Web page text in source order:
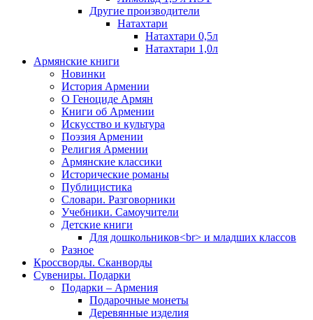
Другие производители
Натахтари
Натахтари 0,5л
Натахтари 1,0л
Армянские книги
Новинки
История Армении
О Геноциде Армян
Книги об Армении
Иcкусство и культура
Поэзия Армении
Религия Армении
Армянские классики
Исторические романы
Публицистика
Словари. Разговорники
Учебники. Самоучители
Детские книги
Для дошкольников<br> и младших классов
Разное
Кроссворды. Сканворды
Сувениры. Подарки
Подарки – Армения
Подарочные монеты
Деревянные изделия